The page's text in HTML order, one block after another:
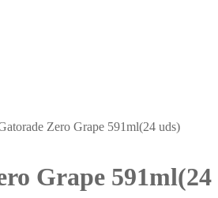
Zero Grape 591ml(24 uds)
Grape 591ml(24